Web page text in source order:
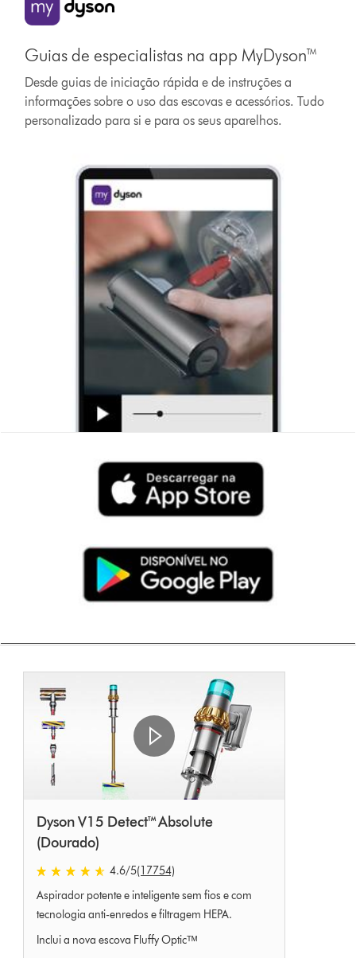
Guias de especialistas na app MyDyson™
Desde guias de iniciação rápida e de instruções a
informações sobre o uso das escovas e acessórios. Tudo
personalizado para si e para os seus aparelhos.
Dyson V15 Detect™ Absolute
(Dourado)
4.6 estrelas de 5 em 17754 Ratings
4.6/5(17754)
Aspirador potente e inteligente sem fios e com
tecnologia anti-enredos e filtragem HEPA.
Inclui a nova escova Fluffy Opticᵀᴹ